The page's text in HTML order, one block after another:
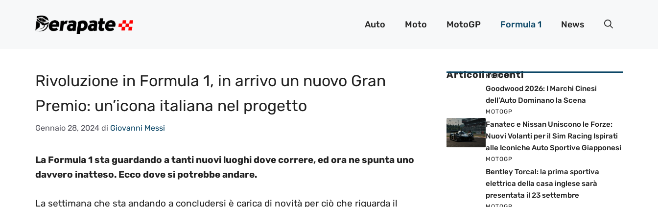
Auto Moto MotoGP Formula 1 News
Rivoluzione in Formula 1, in arrivo un nuovo Gran
Premio: un’icona italiana nel progetto
Gennaio 28, 2024 di Giovanni Messi
La Formula 1 sta guardando a tanti nuovi luoghi dove correre, ed ora ne spunta uno
davvero inatteso. Ecco dove si potrebbe andare.
La settimana che sta andando a concludersi è carica di novità per ciò che riguarda il
Articoli recenti
MOTOGP
Goodwood 2026: I Marchi Cinesi
dell’Auto Dominano la Scena
MOTOGP
Fanatec e Nissan Uniscono le Forze:
Nuovi Volanti per il Sim Racing Ispirati
alle Iconiche Auto Sportive Giapponesi
MOTOGP
Bentley Torcal: la prima sportiva
elettrica della casa inglese sarà
presentata il 23 settembre